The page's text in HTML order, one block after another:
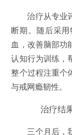
治疗从专业
断期。随后采
血，改善脑部功
认知行为训练，
整个过程注重个
与戒网瘾韧性。
治疗结
三个月后，